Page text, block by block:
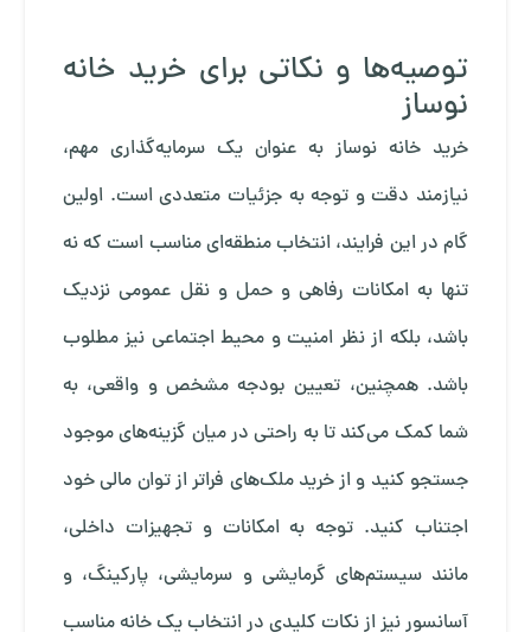
توصیه‌ها و نکاتی برای خرید خانه
نوساز
خرید خانه نوساز به عنوان یک سرمایه‌گذاری مهم،
نیازمند دقت و توجه به جزئیات متعددی است. اولین
گام در این فرایند، انتخاب منطقه‌ای مناسب است که نه
تنها به امکانات رفاهی و حمل و نقل عمومی نزدیک
باشد، بلکه از نظر امنیت و محیط اجتماعی نیز مطلوب
باشد. همچنین، تعیین بودجه مشخص و واقعی، به
شما کمک می‌کند تا به راحتی در میان گزینه‌های موجود
جستجو کنید و از خرید ملک‌های فراتر از توان مالی خود
اجتناب کنید. توجه به امکانات و تجهیزات داخلی،
مانند سیستم‌های گرمایشی و سرمایشی، پارکینگ، و
آسانسور نیز از نکات کلیدی در انتخاب یک خانه مناسب